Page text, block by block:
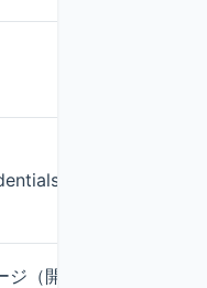
）
ジ（開